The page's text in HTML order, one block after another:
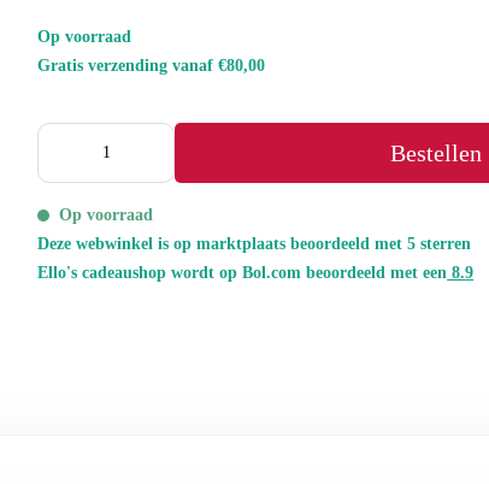
Op voorraad
Gratis verzending vanaf €80,00
Bestellen
Op voorraad
Deze webwinkel is op marktplaats beoordeeld met 5 sterren
Ello's cadeaushop wordt op Bol.com beoordeeld met een 8.9